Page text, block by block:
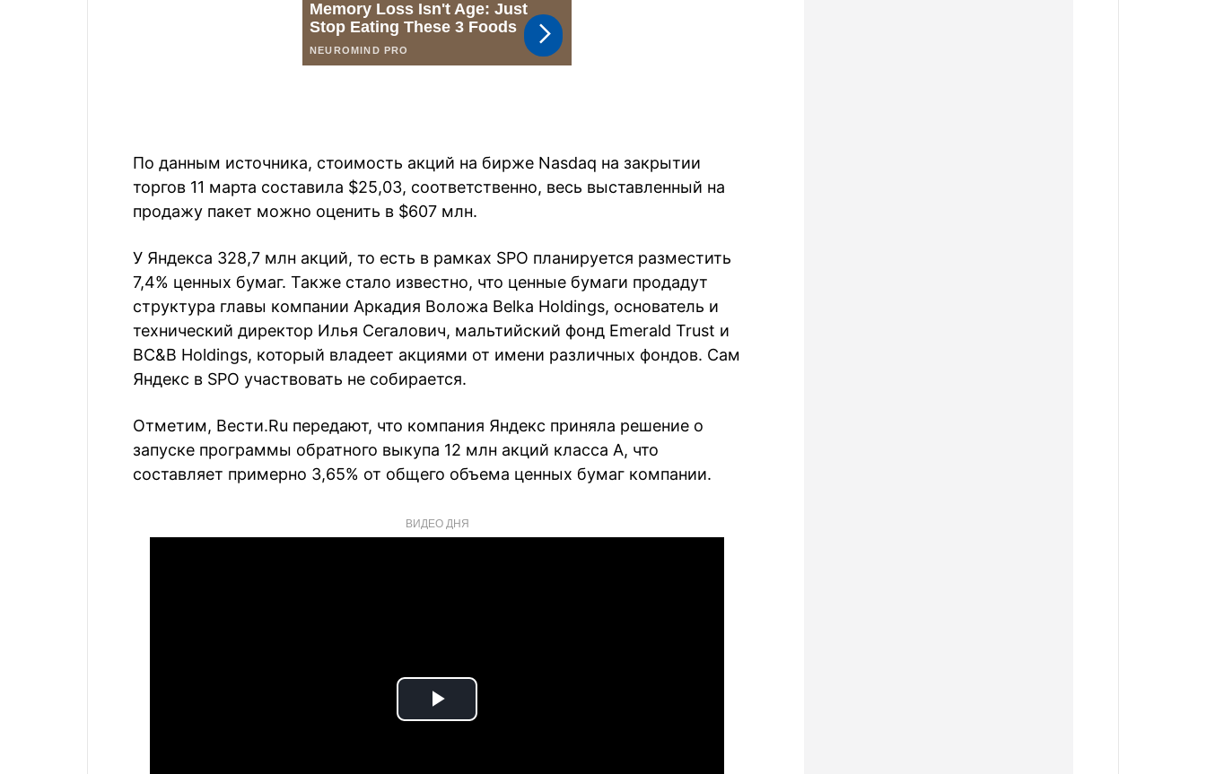
По данным источника, стоимость акций на бирже Nasdaq на закрытии
торгов 11 марта составила $25,03, соответственно, весь выставленный на
продажу пакет можно оценить в $607 млн.
У Яндекса 328,7 млн акций, то есть в рамках SPO планируется разместить
7,4% ценных бумаг. Также стало известно, что ценные бумаги продадут
структура главы компании Аркадия Воложа Belka Holdings, основатель и
технический директор Илья Сегалович, мальтийский фонд Emerald Trust и
BC&B Holdings, который владеет акциями от имени различных фондов. Сам
Яндекс в SPO участвовать не собирается.
Отметим, Вести.Ru передают, что компания Яндекс приняла решение о
запуске программы обратного выкупа 12 млн акций класса А, что
составляет примерно 3,65% от общего объема ценных бумаг компании.
ВИДЕО ДНЯ
Play